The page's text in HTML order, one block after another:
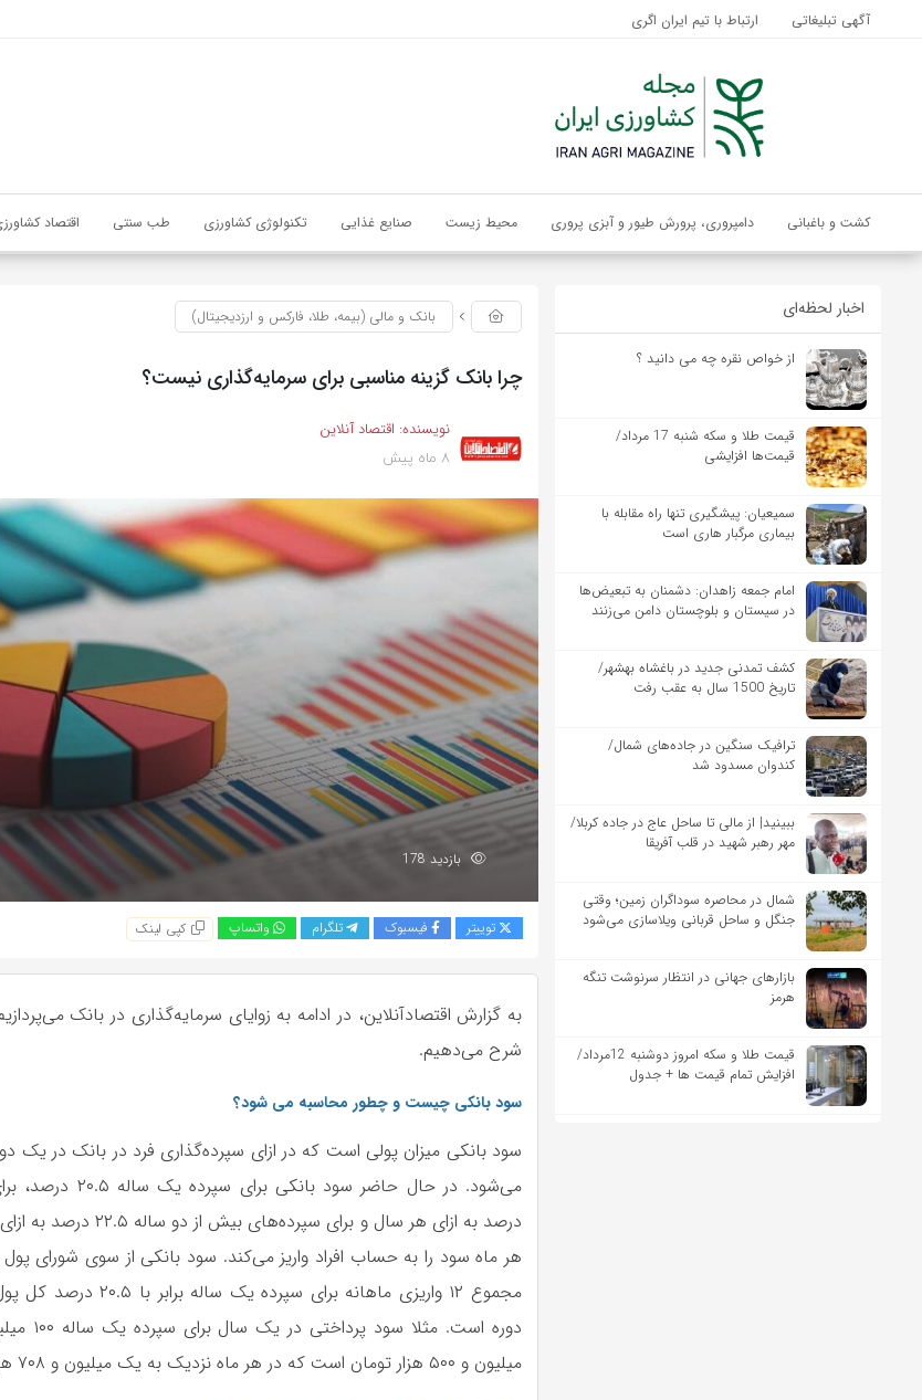
آگهی تبلیغاتی ارتباط با تیم ایران اگری
کشت و باغبانی دامپروری، پرورش طیور و آبزی پروری محیط زیست صنایع غذایی تکنولوژی کشاورزی طب سنتی اقتصاد
اخبار لحظه‌ای
از خواص نقره چه می دانید ؟
قیمت طلا و سکه شنبه 17 مرداد/
قیمت‌ها افزایشی
سمیعیان: پیشگیری تنها راه مقابله با
بیماری مرگبار هاری است
امام جمعه زاهدان: دشمنان به تبعیض‌ها
در سیستان و بلوچستان دامن می‌زنند
کشف تمدنی جدید در باغشاه بهشهر/
تاریخ 1500 سال به عقب رفت
ترافیک سنگین در جاده‌های شمال/
کندوان مسدود شد
ببینید| از مالی تا ساحل عاج در جاده کربلا/
مهر رهبر شهید در قلب آفریقا
شمال در محاصره سوداگران زمین؛ وقتی
جنگل و ساحل قربانی ویلاسازی می‌شود
بازارهای جهانی در انتظار سرنوشت تنگه
هرمز
قیمت طلا و سکه امروز دوشنبه 12مرداد/
افزایش تمام قیمت ها + جدول
بانک و مالی (بیمه، طلا، فارکس و ارزدیجیتال)
چرا بانک گزینه مناسبی برای سرمایه‌گذاری نیست؟
نویسنده: اقتصاد آنلاین
8 ماه پیش
بازدید 178
توییتر فیسبوک تلگرام واتساپ کپی لینک
به گزارش اقتصادآنلاین، در ادامه به زوایای سرمایه‌گذاری در بانک
شرح می‌دهیم.
سود بانکی چیست و چطور محاسبه می شود؟
سود بانکی میزان پولی است که در ازای سپرده‌گذاری فرد در بانک در یک
درصد به ازای هر سال و برای
هر ماه سود را به حساب افراد واریز می‌کند. سود بانکی از سوی شورای
مجموع ۱۲ واریزی ماهانه برای
میلیون و ۵۰۰ هزار تومان است که در هر ماه نزدیک به یک میلیون و ۷۰۸ هزار تومان می‌شود.